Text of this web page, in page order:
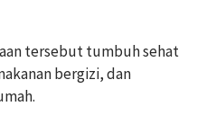
tersebut tumbuh sehat
bergizi, dan